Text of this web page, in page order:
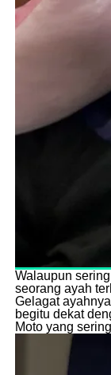
Walaupun
seorang ayah
Gelagat
begitu dekat
Moto yang